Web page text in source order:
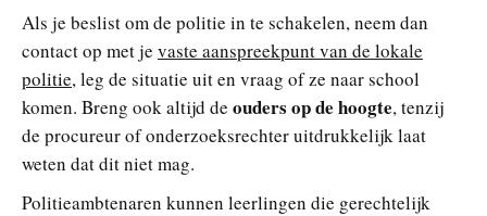
Als je beslist om de politie in te schakelen, neem dan
contact op met je vaste aanspreekpunt van de lokale
politie, leg de situatie uit en vraag of ze naar school
komen. Breng ook altijd de ouders op de hoogte, tenzij
de procureur of onderzoeksrechter uitdrukkelijk laat
weten dat dit niet mag.
Politieambtenaren kunnen leerlingen die gerechtelijk